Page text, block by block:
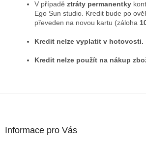
V případě ztráty permanentky
Ego Sun studio. Kredit bude po
převeden na novou kartu (záloha
Kredit nelze vyplatit v hotovosti.
Kredit nelze použít na nákup
Informace pro Vás